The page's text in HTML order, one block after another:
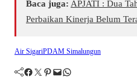
Baca juga: APJATI : Dua
Perbaikan Kinerja Belum
Air SigariPDAM Simalungun
Facebook Twitter Pinterest Mail WhatsApp